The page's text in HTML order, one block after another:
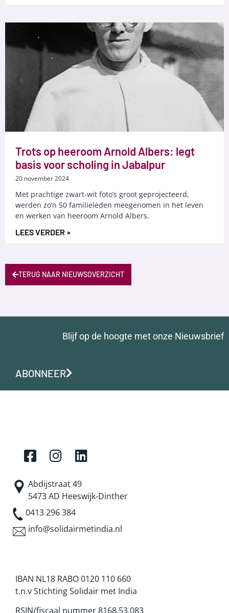
Trots op heeroom Arnold Albers: legt
basis voor scholing in Jabalpur
20 november 2024
Met prachtige zwart-wit foto’s groot geprojecteerd,
werden zo’n 50 familieleden meegenomen in het leven
en werken van heeroom Arnold Albers.
LEES VERDER »
TERUG NAAR NIEUWSOVERZICHT
Blijf op de hoogte met onze Nieuwsbrief
ABONNEER
Abdijstraat 49
5473 AD Heeswijk-Dinther
0413 296 384
info@solidairmetindia.nl
IBAN NL18 RABO 0120 110 660
t.n.v Stichting Solidair met India
RSIN/fiscaal nummer 8168.53.083